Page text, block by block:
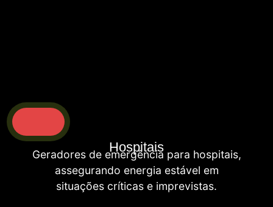
Hospitais
Geradores de emergência para hospitais,
assegurando energia estável em
situações críticas e imprevistas.